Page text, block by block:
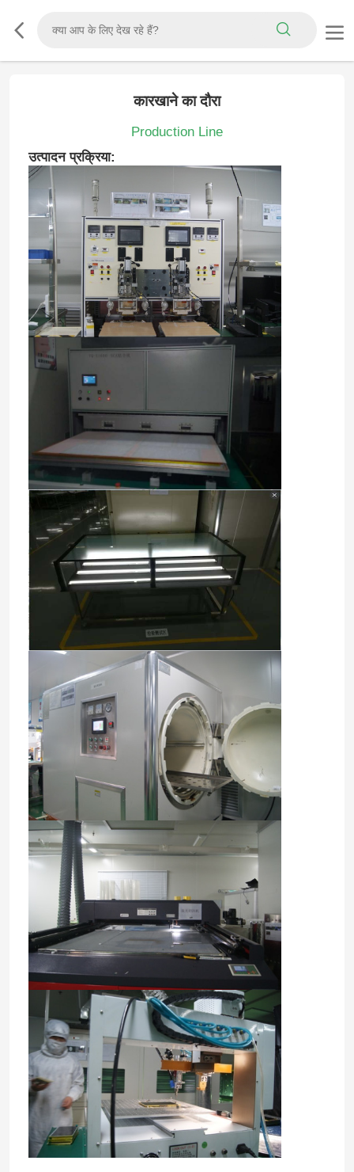
कारखाने का दौरा
Production Line
उत्पादन प्रक्रिया: